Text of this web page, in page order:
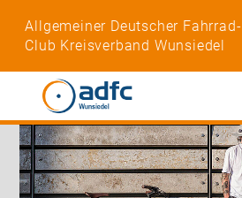
Allgemeiner Deutscher Fahrrad-
Club Kreisverband Wunsiedel